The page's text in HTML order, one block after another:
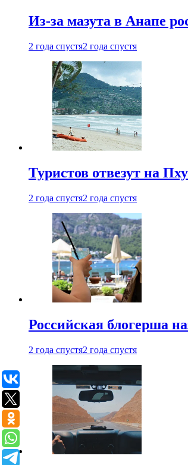
Из-за мазута в Анапе
2 года спустя2 года спустя
Туристов отвезут на
2 года спустя2 года спустя
Российская блогерша
2 года спустя2 года спустя